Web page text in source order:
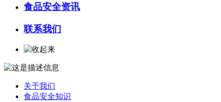
食品安全资讯
联系我们
关于我们
食品安全知识